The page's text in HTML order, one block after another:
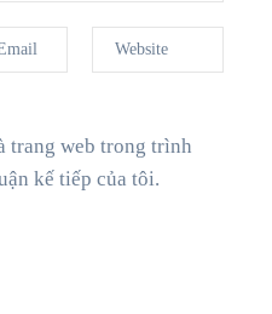
trang web trong trình
kế tiếp của tôi.